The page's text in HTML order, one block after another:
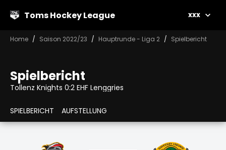
Toms Hockey League xxx
Home Saison 2022/23 Hauptrunde - Liga 2 Spielbericht
Spielbericht
Tollenz Knights 0:2 EHF Lenggries
SPIELBERICHT AUFSTELLUNG